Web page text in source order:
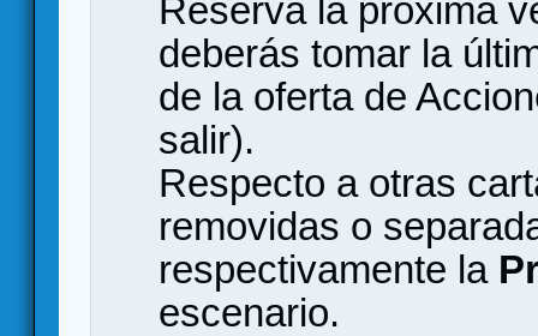
Reserva la próxima
deberás tomar la
de la oferta de
salir).
Respecto a otras
removidas o
respectivamente la
escenario.